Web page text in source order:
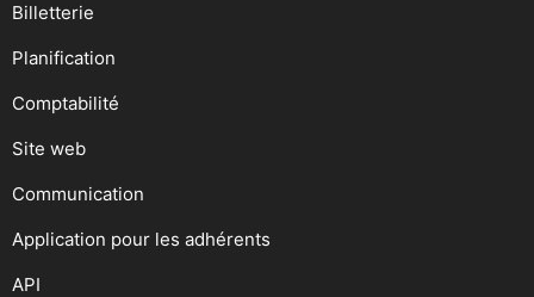
Billetterie
Planification
Comptabilité
Site web
Communication
Application pour les adhérents
API